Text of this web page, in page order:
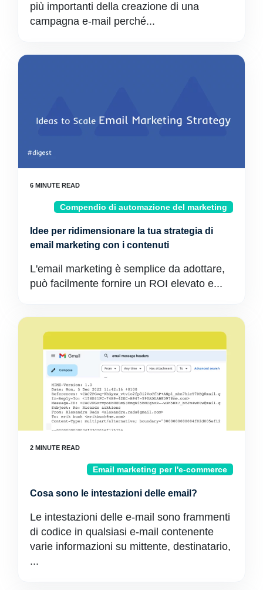
più importanti della creazione di una
campagna e-mail perché...
Compendio di automazione del marketing
Idee per ridimensionare la tua strategia di
email marketing con i contenuti
L'email marketing è semplice da adottare,
può facilmente fornire un ROI elevato e...
Email marketing per l'e-commerce
Cosa sono le intestazioni delle email?
Le intestazioni delle e-mail sono frammenti
di codice in qualsiasi e-mail contenente
varie informazioni su mittente, destinatario,
...